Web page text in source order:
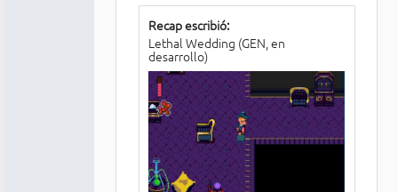
Recap escribió:
Lethal Wedding (GEN, en
desarrollo)